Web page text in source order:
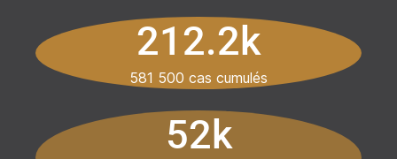
212.2k
581 500 cas cumulés
52k